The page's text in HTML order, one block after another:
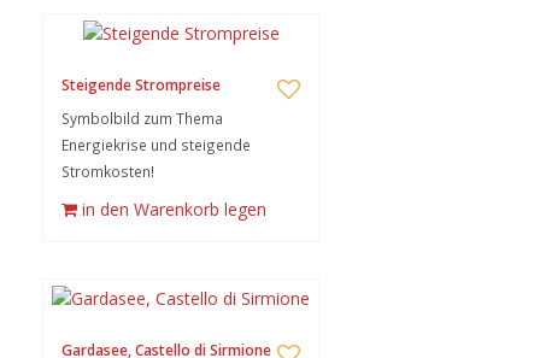
Steigende Strompreise
Symbolbild zum Thema
Energiekrise und steigende
Stromkosten!
in den Warenkorb legen
Gardasee, Castello di Sirmione